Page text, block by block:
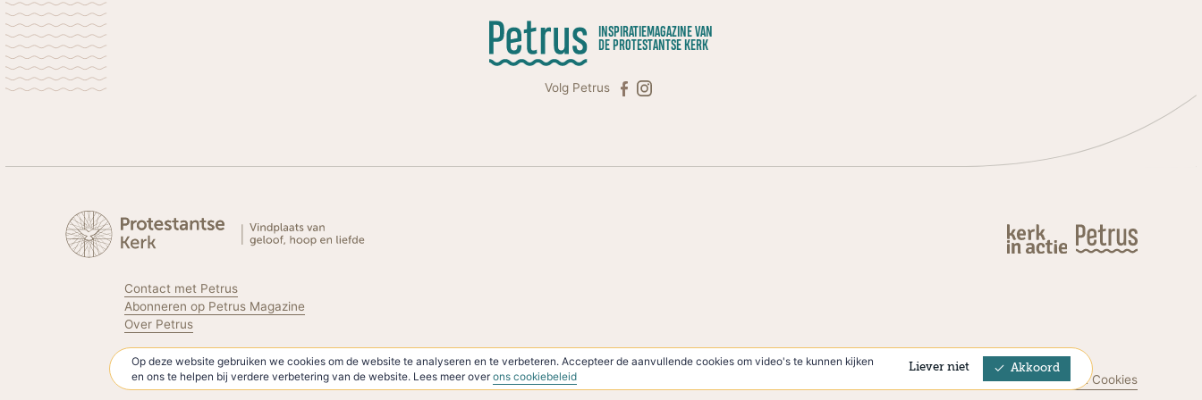
Op deze website gebruiken we cookies om de website te analyseren en te verbeteren. Accepteer de aanvullende cookies om video's te kunnen kijken
en ons te helpen bij verdere verbetering van de website. Lees meer over ons cookiebeleid
Liever niet Akkoord
INSPIRATIEMAGAZINE VAN
DE PROTESTANTSE KERK
Volg Petrus
Contact met Petrus
Abonneren op Petrus Magazine
Over Petrus
Volg de Protestantse Kerk
Privacyverklaring & Cookies